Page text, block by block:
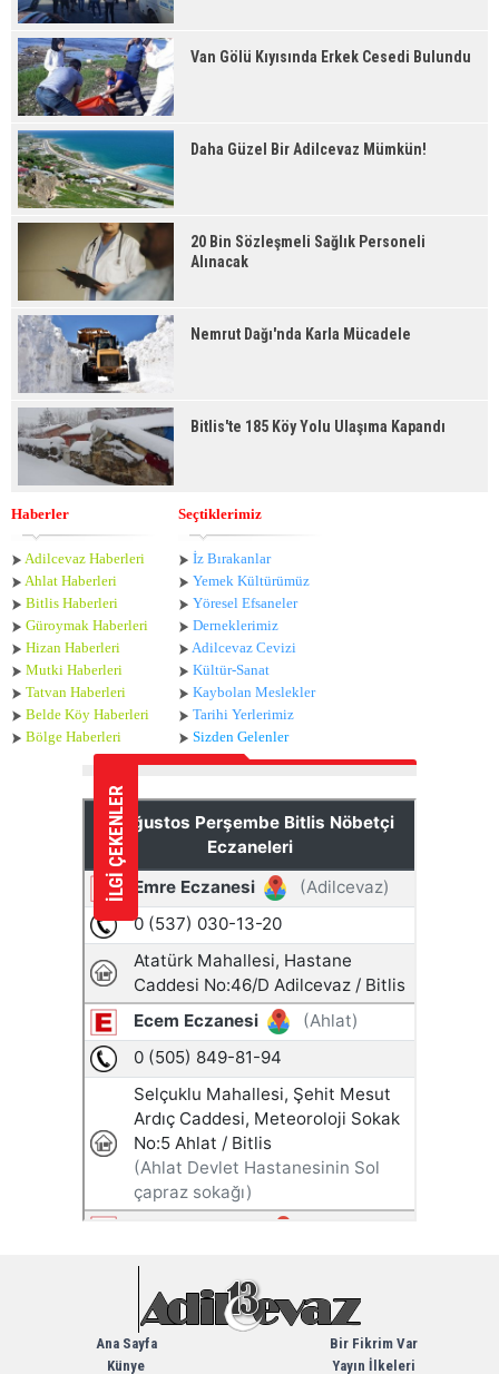
Van Gölü Kıyısında Erkek Cesedi Bulundu
Daha Güzel Bir Adilcevaz Mümkün!
20 Bin Sözleşmeli Sağlık Personeli
Alınacak
Nemrut Dağı'nda Karla Mücadele
Bitlis'te 185 Köy Yolu Ulaşıma Kapandı
Haberler
Adilcevaz Haberleri
Ahlat Haberleri
Bitlis Haberleri
Güroymak Haberleri
Hizan Haberleri
Mutki Haberleri
Tatvan Haberleri
Belde Köy Haberleri
Bölge Haberleri
Seçtiklerimiz
İz Bırakanlar
Yemek Kültürümüz
Yöresel Efsaneler
Derneklerimiz
Adilcevaz Cevizi
Kültür-Sanat
Kaybolan Meslekler
Tarihi Yerlerimiz
Sizden Gelenler
İLGİ ÇEKENLER
Ana Sayfa
Künye
Bir Fikrim Var
Yayın İlkeleri